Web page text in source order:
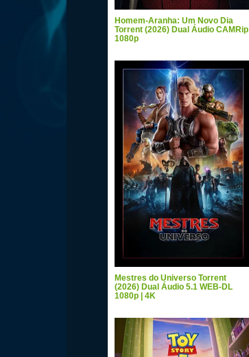
Homem-Aranha: Um Novo Dia
Torrent (2026) Dual Áudio CAMRip
1080p
Mestres do Universo Torrent
(2026) Dual Áudio 5.1 WEB-DL
1080p | 4K